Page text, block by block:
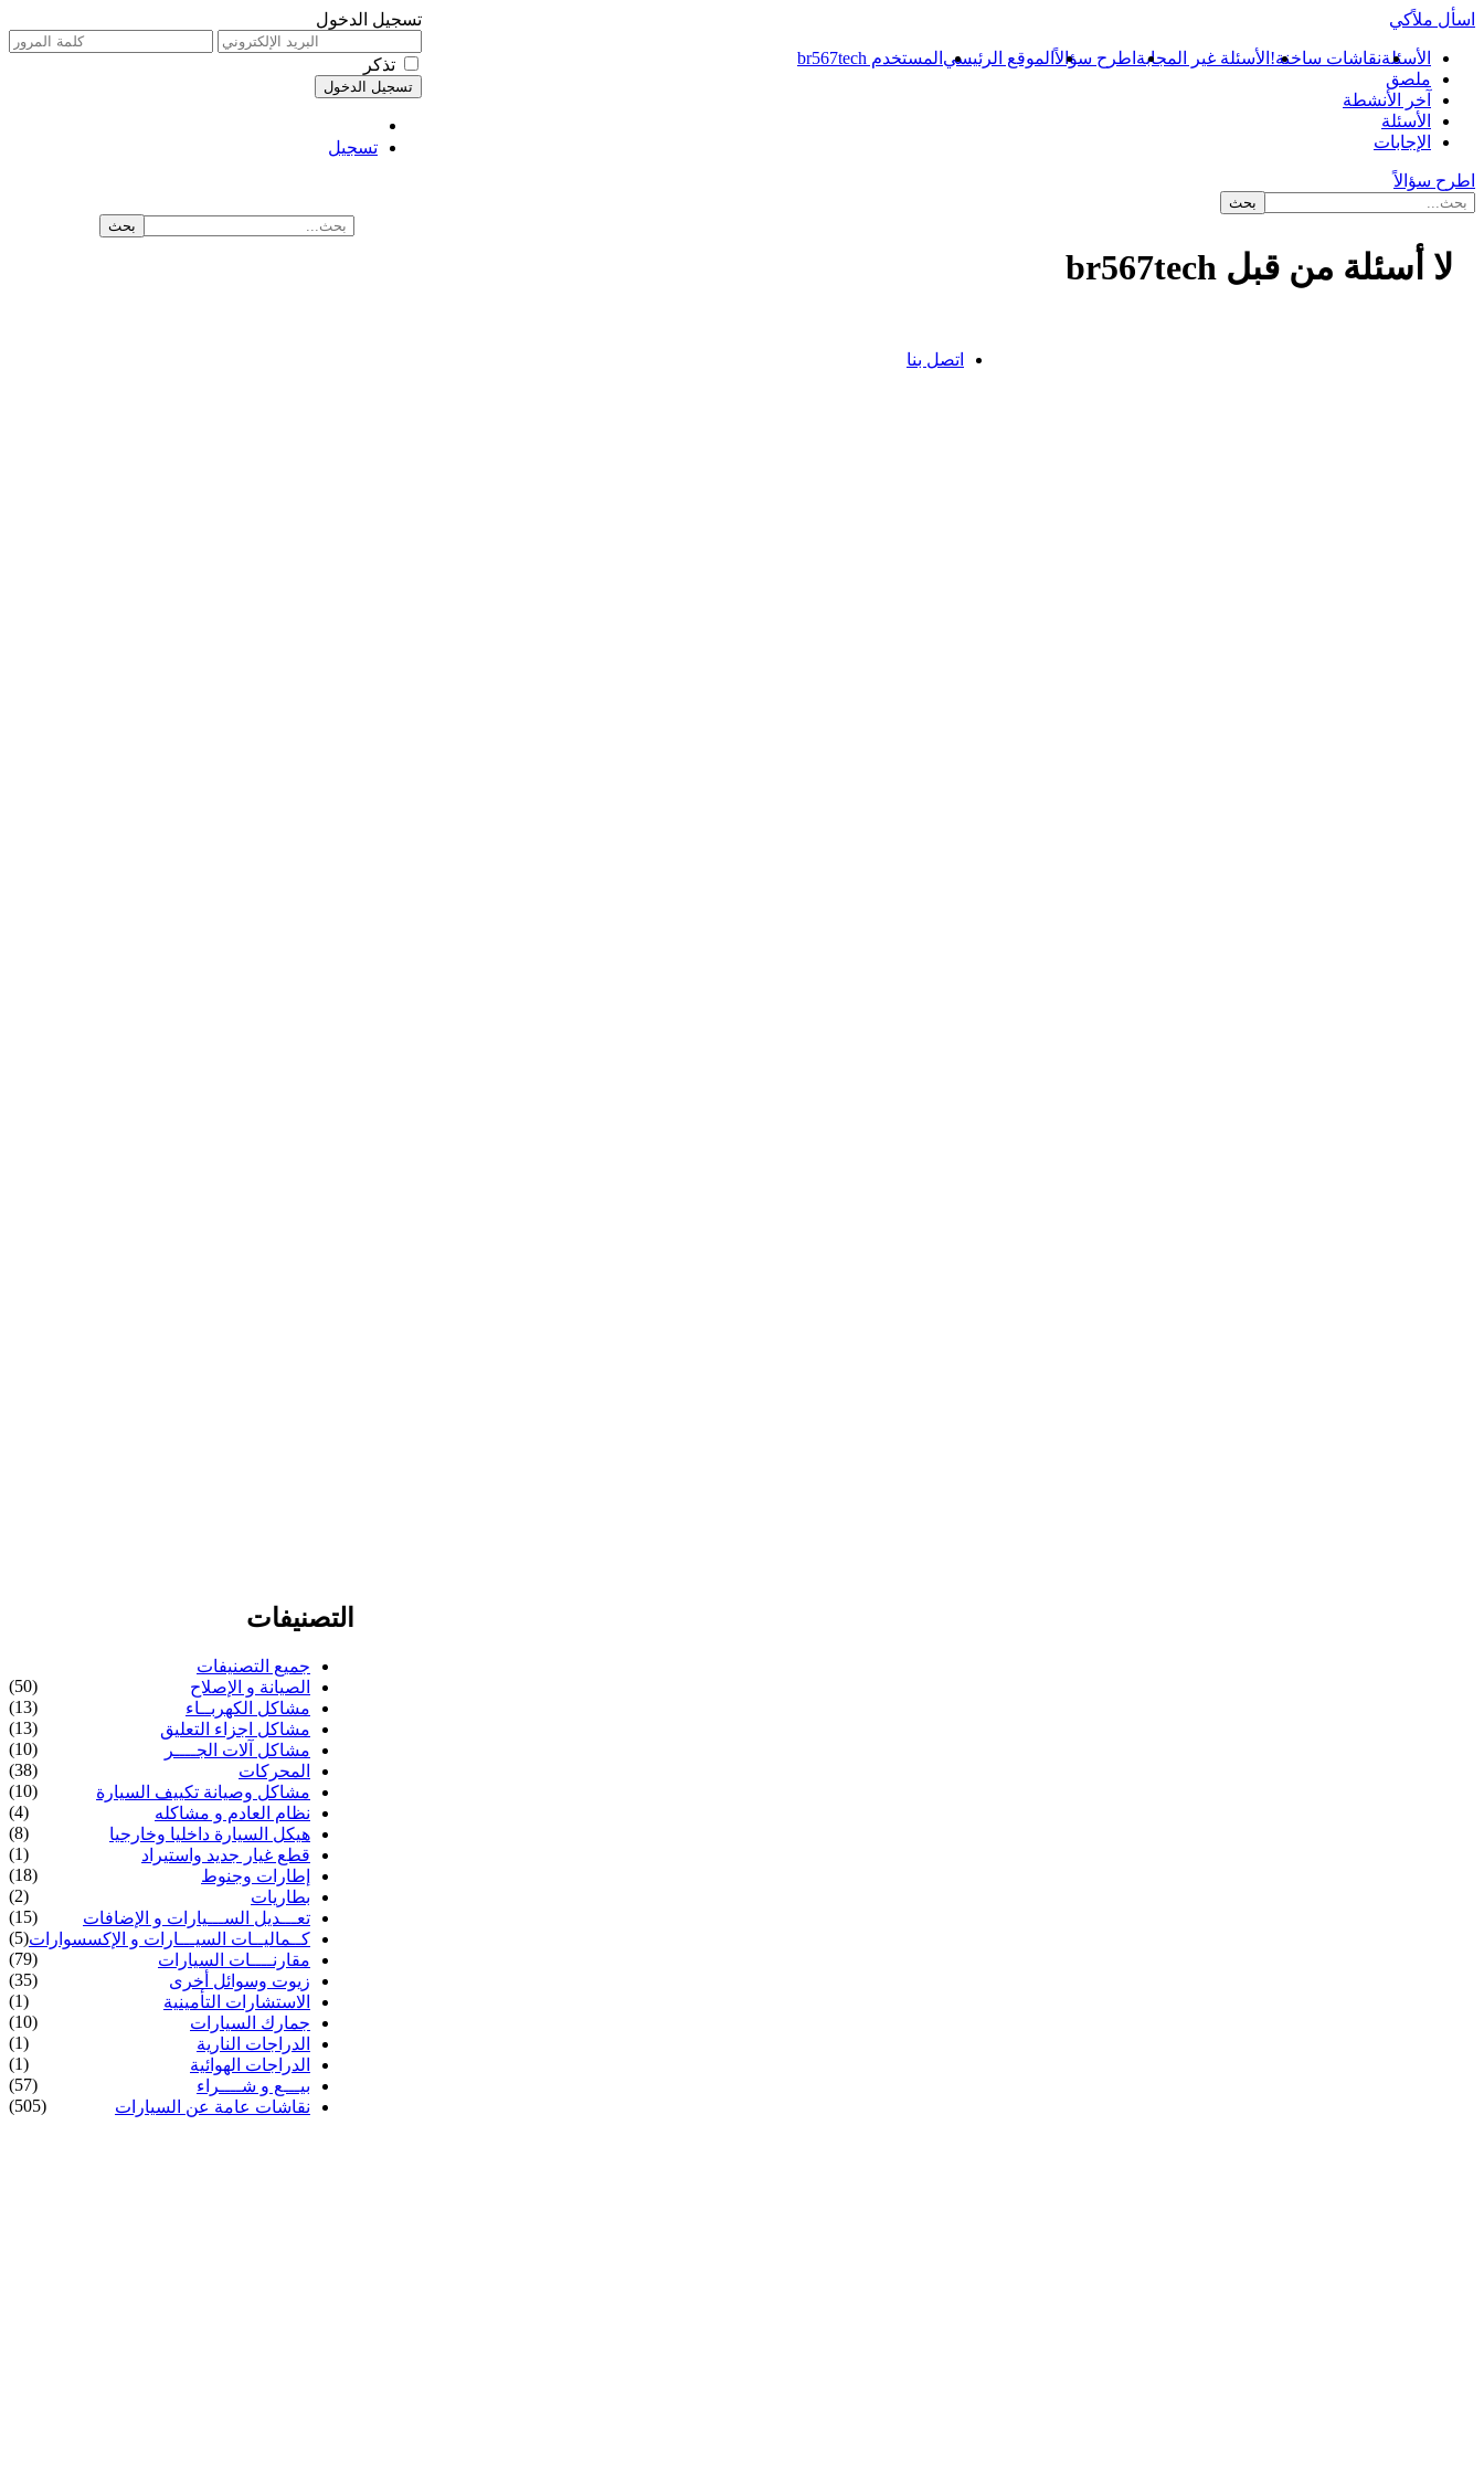
تسجيل الدخول
تذكر
تسجيل
اسأل ملاًكي
الأسئلةنقاشات ساخنة! الأسئلة غير المجابة اطرح سؤالاًالموقع الرئيسي المستخدم br567tech
ملصق
آخر الأنشطة
الأسئلة
الإجابات
اطرح سؤالاً
لا أسئلة من قبل br567tech
التصنيفات
جميع التصنيفات
الصيانة و الإصلاح
(50)
مشاكل الكهربــاء
(13)
مشاكل اجزاء التعليق
(13)
مشاكل آلات الجــــر
(10)
المحركات
(38)
مشاكل وصيانة تكييف السيارة
(10)
نظام العادم و مشاكله
(4)
هيكل السيارة داخليا وخارجيا
(8)
قطع غيار جديد واستيراد
(1)
إطارات وجنوط
(18)
بطاريات
(2)
تعـــديل الســـيارات و الإضافات
(15)
كــماليــات السيـــارات و الإكسسوارات(5)
مقارنــــات السيارات
(79)
زيوت وسوائل أخرى
(35)
الاستشارات التأمينية
(1)
جمارك السيارات
(10)
الدراجات النارية
(1)
الدراجات الهوائية
(1)
بيـــع و شــــراء
(57)
نقاشات عامة عن السيارات
(505)
اتصل بنا